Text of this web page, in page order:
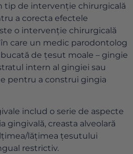
tip de intervenție chirurgicală
a corecta efectele
o intervenție chirurgicală
care un medic parodontolog
de țesut moale – gingie
intern al gingiei sau
pentru a construi gingia
includ o serie de aspecte
gingivală, creasta alveolară
lățimea țesutului
restrictiv.